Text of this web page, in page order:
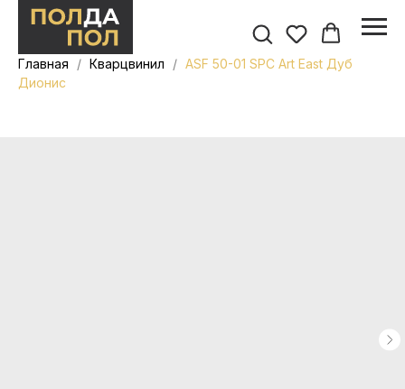
Главная Кварцвинил
ASF 50-01 SPC Art East Дуб
Дионис